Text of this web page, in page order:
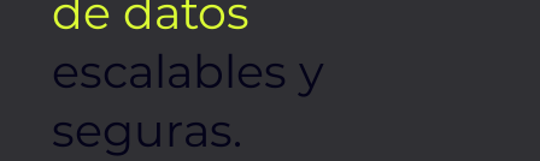
de datos
escalables y
seguras.